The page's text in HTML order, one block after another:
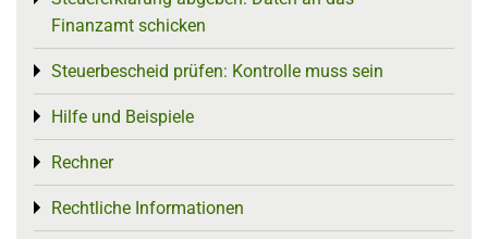
Finanzamt schicken
Steuerbescheid prüfen: Kontrolle muss sein
Toggle menu
Hilfe und Beispiele
Toggle menu
Rechner
Toggle menu
Rechtliche Informationen
Toggle menu